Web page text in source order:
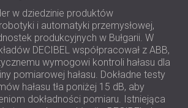
I PANELE
DLA RESTAURACJI I
I ROZWIĄZANIA
DLA HOTELI
I PANELE
(RO)
(FI)
(RU)
AFRICA (ZA)
w dziedzinie produktów
i automatyki przemysłowej,
produkcyjnych w Bułgarii. W
DECIBEL współpracował z ABB,
wymogowi kontroli hałasu dla
pomiarowej hałasu. Dokładne testy
hałasu tła poniżej 15 dB, aby
dokładności pomiaru. Istniejąca